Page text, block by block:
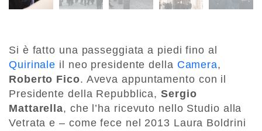
Si è fatto una passeggiata a piedi fino al
Quirinale il neo presidente della Camera,
Roberto Fico. Aveva appuntamento con il
Presidente della Repubblica,Sergio
Mattarella, che l’ha ricevuto nello Studio alla
Vetrata e – come fece nel 2013 Laura Boldrini